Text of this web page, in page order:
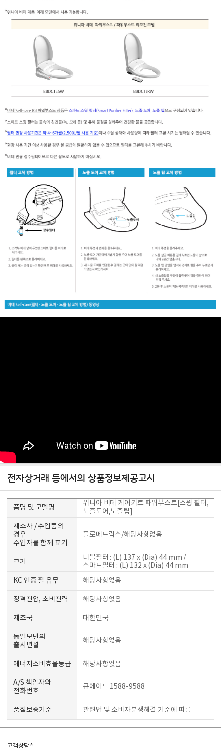
전자상거래 등에서의 상품정보제공고시
품명 및 모델명
위니아 비데 케어키트 파워부스트[스윙 필터,
노즐도어,노즐팁]
제조사 / 수입품의
경우
수입자를 함께 표기
플로메트릭스/해당사항없음
크기
니쁠필터 : (L) 137 x (Dia) 44 mm /
스마트필터 : (L) 132 x (Dia) 44 mm
KC 인증 필 유무
해당사항없음
정격전압, 소비전력 해당사항없음
제조국 대한민국
동일모델의
출시년월
해당사항없음
에너지소비효율등급 해당사항없음
A/S 책임자와
전화번호
큐에이드 1588-9588
품질보증기준 관련법 및 소비자분쟁해결 기준에 따름
고객상담실